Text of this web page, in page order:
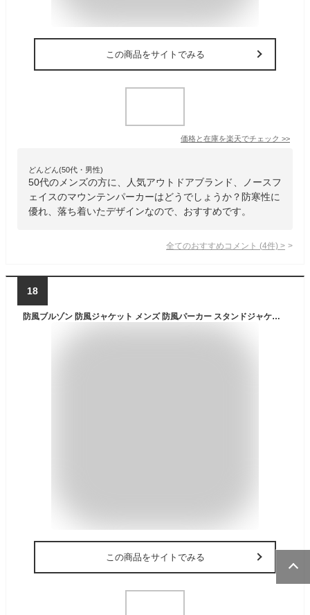
この商品をサイトでみる
価格と在庫を楽天でチェック >>
どんどん(50代・男性)
50代のメンズの方に、人気アウトドアブランド、ノースフ
ェイスのマウンテンパーカーはどうでしょうか？防寒性に
優れ、落ち着いたデザインなので、おすすめです。
全てのおすすめコメント (4件) >
18
防風ブルゾン 防風ジャケット メンズ 防風パーカー スタンドジャケット 防寒着 ジャケット ブルゾン ジャンパー 防風 ストレッチ 止水ジップ ジップアップパーカー 暖かい アウター 保温 秋 冬 冬服 キャンプ スポーツ アウトドア マンパー黒 送料無料(沖縄・離島除く)
この商品をサイトでみる